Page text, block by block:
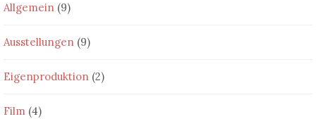
Allgemein (9)
Ausstellungen (9)
Eigenproduktion (2)
Film (4)